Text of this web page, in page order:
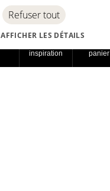
inspiration panier
Refuser tout
AFFICHER LES DÉTAILS